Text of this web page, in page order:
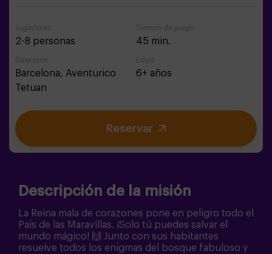
Jugadores
2-8 personas
Tiempo de juego
45 min.
Dirección
Barcelona, Aventurico
Tetuan
Edad
6+ años
Reservar
Descripción de la misión
La Reina mala de corazones pone en peligro todo el
País de las Maravillas. ¡Solo tú puedes salvar el
mundo mágico! 🙌 Junto con sus habitantes
resuelve todos los enigmas del bosque fabuloso y